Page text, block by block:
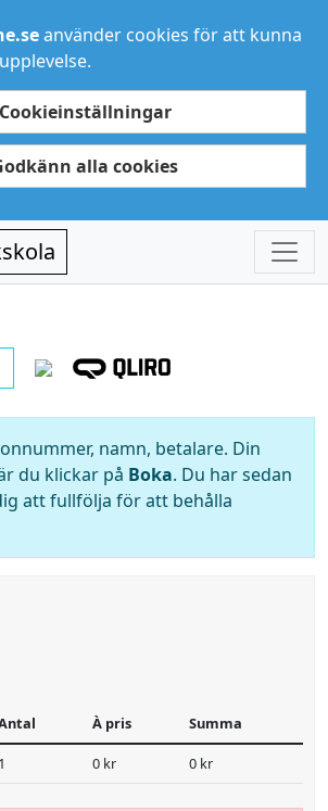
använder cookies för att kunna
Cookieinställningar
alla cookies
namn, betalare. Din
du klickar på Boka. Du har sedan
att fullfölja för att behålla
À pris Summa
1 0 kr 0 kr